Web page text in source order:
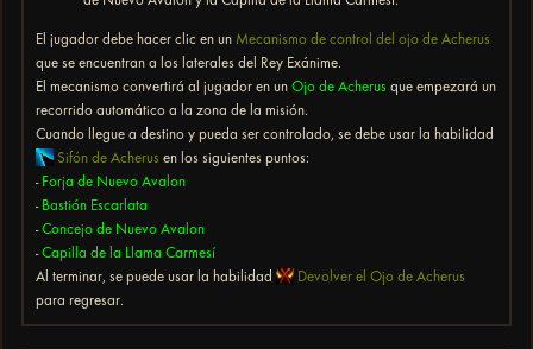
El jugador debe hacer clic en un Mecanismo de control del ojo de Acherus
que se encuentran a los laterales del Rey Exánime.
El mecanismo convertirá al jugador en un Ojo de Acherus que empezará un
recorrido automático a la zona de la misión.
Cuando llegue a destino y pueda ser controlado, se debe usar la habilidad
Sifón de Acherus en los siguientes puntos:
- Forja de Nuevo Avalon
- Bastión Escarlata
-Concejo de Nuevo Avalon
-Capilla de la Llama Carmesí
Al terminar, se puede usar la habilidad
Devolver el Ojo de Acherus
para regresar.